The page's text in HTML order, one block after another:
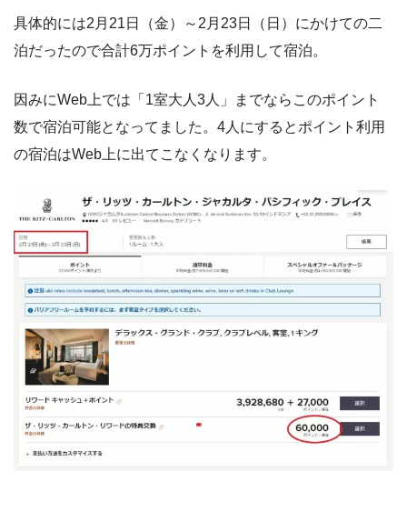
具体的には2月21日（金）～2月23日（日）にかけての二
泊だったので合計6万ポイントを利用して宿泊。
因みにWeb上では「1室大人3人」までならこのポイント
数で宿泊可能となってました。4人にするとポイント利用
の宿泊はWeb上に出てこなくなります。